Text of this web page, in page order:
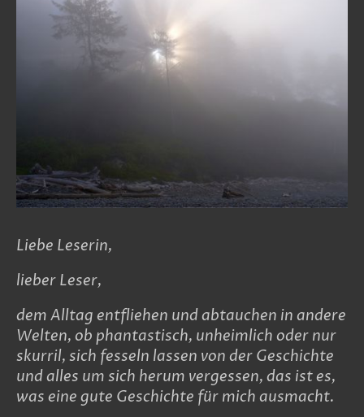
Liebe Leserin,
lieber Leser,
dem Alltag entfliehen und abtauchen in andere
Welten, ob phantastisch, unheimlich oder nur
skurril, sich fesseln lassen von der Geschichte
und alles um sich herum vergessen, das ist es,
was eine gute Geschichte für mich ausmacht.